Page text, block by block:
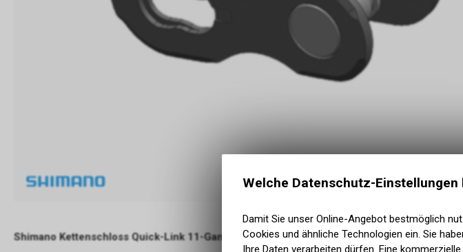
Shimano Kettenschloss Quick-Link 11-Gang
Welche Datenschutz-Einstellungen
Damit Sie unser Online-Angebot bestmöglich
Cookies und ähnliche Technologien ein. Sie
Ihre Daten verarbeiten dürfen. Eine